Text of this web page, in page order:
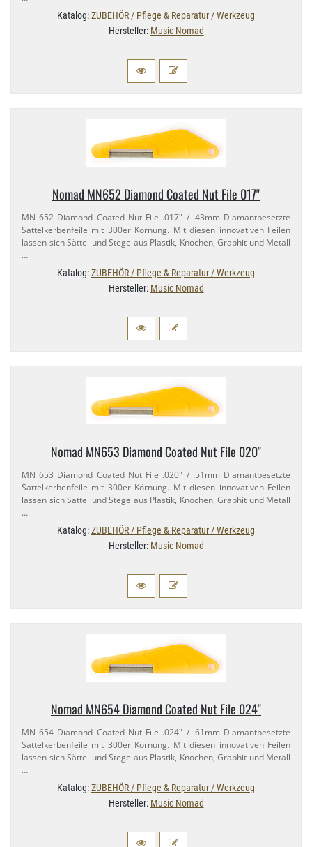
Katalog:ZUBEHÖR / Pflege & Reparatur / Werkzeug
Hersteller: Music Nomad
Nomad MN652 Diamond Coated Nut File 017"
MN 652 Diamond Coated Nut File .017" / .43mm Diamantbesetzte
Sattelkerbenfeile mit 300er Körnung. Mit diesen innovativen Feilen
lassen sich Sättel und Stege aus Plastik, Knochen, Graphit und Metall
…
Katalog:ZUBEHÖR / Pflege & Reparatur / Werkzeug
Hersteller: Music Nomad
Nomad MN653 Diamond Coated Nut File 020"
MN 653 Diamond Coated Nut File .020" / .51mm Diamantbesetzte
Sattelkerbenfeile mit 300er Körnung. Mit diesen innovativen Feilen
lassen sich Sättel und Stege aus Plastik, Knochen, Graphit und Metall
…
Katalog:ZUBEHÖR / Pflege & Reparatur / Werkzeug
Hersteller: Music Nomad
Nomad MN654 Diamond Coated Nut File 024"
MN 654 Diamond Coated Nut File .024" / .61mm Diamantbesetzte
Sattelkerbenfeile mit 300er Körnung. Mit diesen innovativen Feilen
lassen sich Sättel und Stege aus Plastik, Knochen, Graphit und Metall
…
Katalog:ZUBEHÖR / Pflege & Reparatur / Werkzeug
Hersteller: Music Nomad